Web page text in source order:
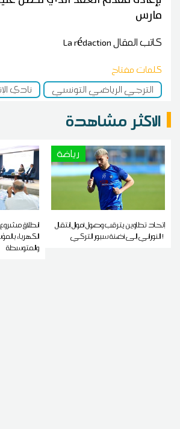
مارس
كاتب المقالLa rédaction
كلمات مفتاح
الترجي الرياضي التونسي
نادي
الاكثر مشاهدة
رياضة
إتحاد تطاوين يترقب وصول أموال إنتقال
النوراني إلى أضنة سبور التركي !
انطلاق
الكهرباء
والمتوسطة